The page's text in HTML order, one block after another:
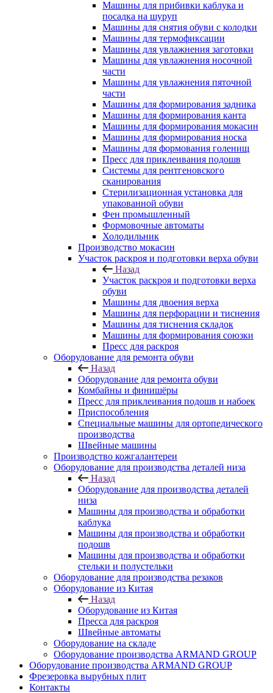
Машины для прибивки каблука и
посадка на шуруп
Машины для снятия обуви с колодки
Машины для термофиксации
Машины для увлажнения заготовки
Машины для увлажнения носочной
части
Машины для увлажнения пяточной
части
Машины для формирования задника
Машины для формирования канта
Машины для формирования мокасин
Машины для формирования носка
Машины для формования голенищ
Пресс для приклеивания подошв
Системы для рентгеновского
сканирования
Стерилизационная установка для
упакованной обуви
Фен промышленный
Формовочные автоматы
Холодильник
Производство мокасин
Участок раскроя и подготовки верха обуви
Назад
Участок раскроя и подготовки верха
обуви
Машины для двоения верха
Машины для перфорации и тиснения
Машины для тиснения складок
Машины для формирования союзки
Пресс для раскроя
Оборудование для ремонта обуви
Назад
Оборудование для ремонта обуви
Комбайны и финишёры
Пресс для приклеивания подошв и набоек
Приспособления
Специальные машины для ортопедического
производства
Швейные машины
Производство кожгалантереи
Оборудование для производства деталей низа
Назад
Оборудование для производства деталей
низа
Машины для производства и обработки
каблука
Машины для производства и обработки
подошв
Машины для производства и обработки
стельки и полустельки
Оборудование для производства резаков
Оборудование из Китая
Назад
Оборудование из Китая
Пресса для раскроя
Швейные автоматы
Оборудование на складе
Оборудование производства ARMAND GROUP
Оборудование производства ARMAND GROUP
Фрезеровка вырубных плит
Контакты